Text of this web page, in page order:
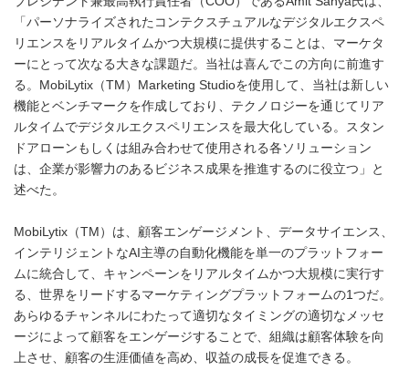
「パーソナライズされたコンテクスチュアルなデジタルエクスペ
リエンスをリアルタイムかつ大規模に提供することは、マーケタ
ーにとって次なる大きな課題だ。当社は喜んでこの方向に前進す
る。MobiLytix（TM）Marketing Studioを使用して、当社は新しい
機能とベンチマークを作成しており、テクノロジーを通じてリア
ルタイムでデジタルエクスペリエンスを最大化している。スタン
ドアローンもしくは組み合わせて使用​​される各ソリューション
は、企業が影響力のあるビジネス成果を推進するのに役立つ」と
述べた。
MobiLytix（TM）は、顧客エンゲージメント、データサイエンス、
インテリジェントなAI主導の自動化機能を単一のプラットフォー
ムに統合して、キャンペーンをリアルタイムかつ大規模に実行す
る、世界をリードするマーケティングプラットフォームの1つだ。
あらゆるチャンネルにわたって適切なタイミングの適切なメッセ
ージによって顧客をエンゲージすることで、組織は顧客体験を向
上させ、顧客の生涯価値を高め、収益の成長を促進できる。